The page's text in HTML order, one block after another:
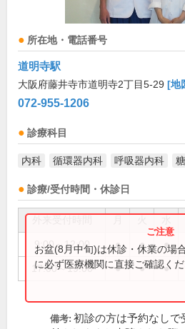
所在地・電話番号
道明寺駅
大阪府藤井寺市道明寺2丁目5-29 [地
072-955-1206
診療科目
内科 循環器内科 呼吸器内科
診療/受付時間・休診日
9:00～12:00 ● ● ●
17:00～19:00 ● ● ●
お盆(8月中旬)は休診・休業の場
に必ず医療機関に直接ご確認くだ
備考: 初診の方は予約なしで